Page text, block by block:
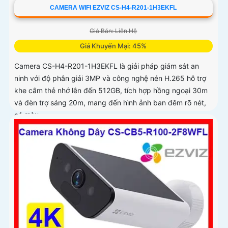
CAMERA WIFI EZVIZ CS-H4-R201-1H3EKFL
Giá Bán: Liên Hệ
Giá Khuyến Mại: 45%
Camera CS-H4-R201-1H3EKFL là giải pháp giám sát an
ninh với độ phân giải 3MP và công nghệ nén H.265 hỗ trợ
khe cắm thẻ nhớ lên đến 512GB, tích hợp hồng ngoại 30m
và đèn trợ sáng 20m, mang đến hình ảnh ban đêm rõ nét,
có màu